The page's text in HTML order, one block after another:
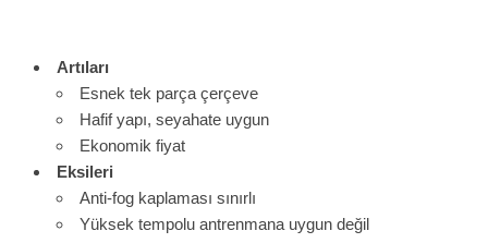
Artıları
Esnek tek parça çerçeve
Hafif yapı, seyahate uygun
Ekonomik fiyat
Eksileri
Anti-fog kaplaması sınırlı
Yüksek tempolu antrenmana uygun değil